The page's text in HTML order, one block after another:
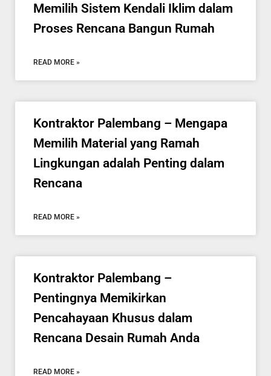
Memilih Sistem Kendali Iklim dalam
Proses Rencana Bangun Rumah
READ MORE »
Kontraktor Palembang – Mengapa
Memilih Material yang Ramah
Lingkungan adalah Penting dalam
Rencana
READ MORE »
Kontraktor Palembang –
Pentingnya Memikirkan
Pencahayaan Khusus dalam
Rencana Desain Rumah Anda
READ MORE »